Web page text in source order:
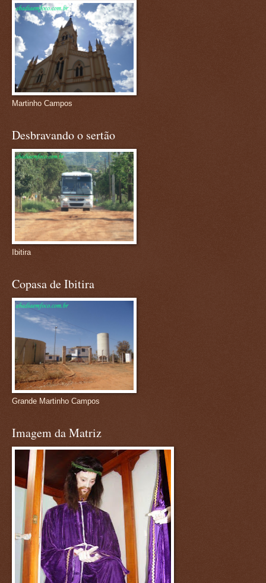
Martinho Campos
Desbravando o sertão
Ibitira
Copasa de Ibitira
Grande Martinho Campos
Imagem da Matriz